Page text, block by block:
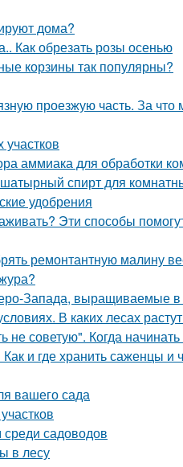
дома?
Как обрезать розы осенью
корзины так популярны?
проезжую часть. За
аммиака для обработки
спирт для
удобрения
Эти способы
ремонтантную малину
Запада, выращиваемые в
В каких лесах
советую". Когда
и где хранить саженцы и
вашего сада
садоводов
в лесу